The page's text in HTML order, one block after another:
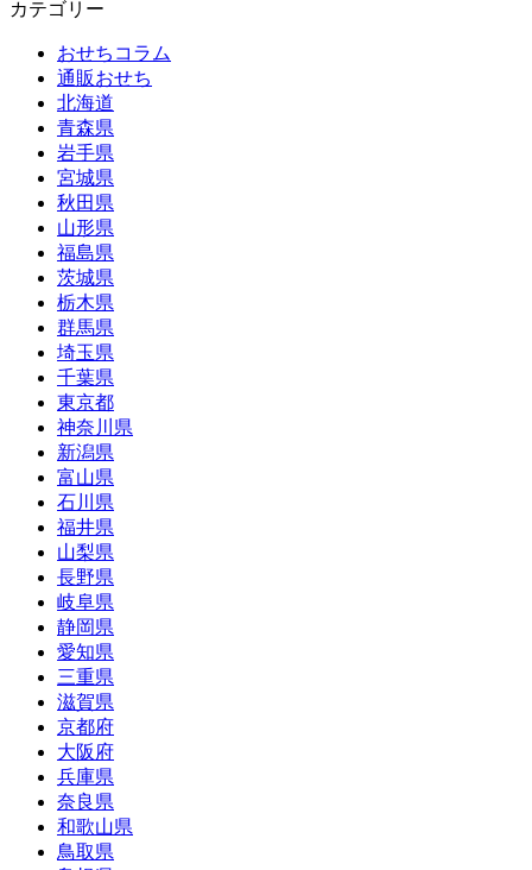
カテゴリー
おせちコラム
通販おせち
北海道
青森県
岩手県
宮城県
秋田県
山形県
福島県
茨城県
栃木県
群馬県
埼玉県
千葉県
東京都
神奈川県
新潟県
富山県
石川県
福井県
山梨県
長野県
岐阜県
静岡県
愛知県
三重県
滋賀県
京都府
大阪府
兵庫県
奈良県
和歌山県
鳥取県